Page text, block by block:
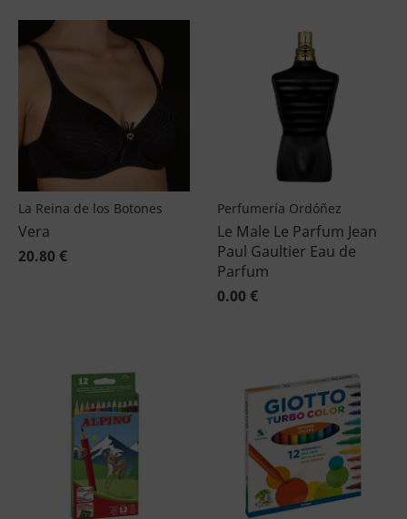
La Reina de los Botones
Vera
20.80 €
Perfumería Ordóñez
Le Male Le Parfum Jean
Paul Gaultier Eau de
Parfum
0.00 €